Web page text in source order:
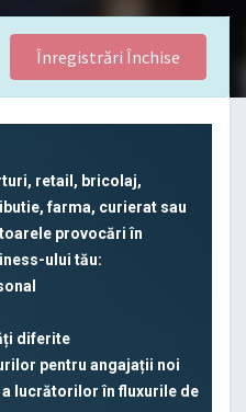
Înregistrări Închise
retail, bricolaj,
farma, curierat sau
provocări în
ului tău:
diferite
pentru angajații noi
lucrătorilor în fluxurile de